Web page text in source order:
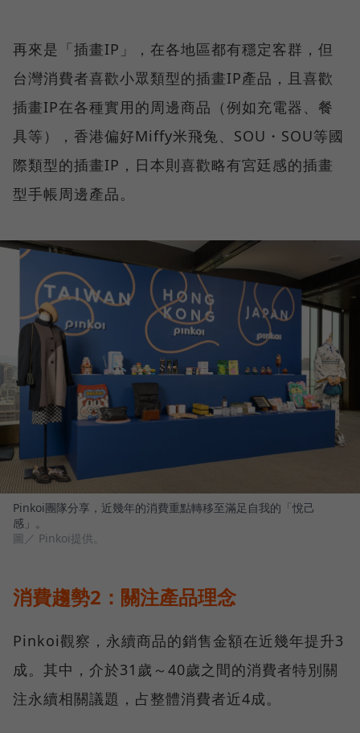
再來是「插畫IP」，在各地區都有穩定客群，但
台灣消費者喜歡小眾類型的插畫IP產品，且喜歡
插畫IP在各種實用的周邊商品（例如充電器、餐
具等），香港偏好Miffy米飛兔、SOU・SOU等國
際類型的插畫IP，日本則喜歡略有宮廷感的插畫
型手帳周邊產品。
Pinkoi團隊分享，近幾年的消費重點轉移至滿足自我的「悅己
感」。
圖／ Pinkoi提供。
消費趨勢2：關注產品理念
Pinkoi觀察，永續商品的銷售金額在近幾年提升3
成。其中，介於31歲～40歲之間的消費者特別關
注永續相關議題，占整體消費者近4成。